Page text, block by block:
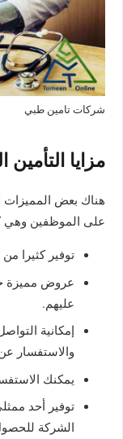
شركات تامين طبي
مزايا
هناك بعض المميزات
على الموظفين وهي
توفير كثيرا
عروض مميزة
عليهم.
إمكانية
والاستفسار
يمكنك
توفير أحد
الشركة